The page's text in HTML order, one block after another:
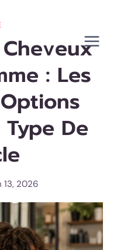
: Les
De
13, 2026